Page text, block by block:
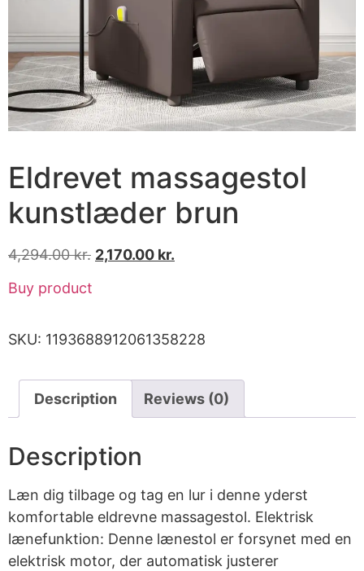
Eldrevet massagestol
kunstlæder brun
4,294.00kr. 2,170.00 kr.
Buy product
SKU: 1193688912061358228
Description Reviews (0)
Description
Læn dig tilbage og tag en lur i denne yderst
komfortable eldrevne massagestol. Elektrisk
lænefunktion: Denne lænestol er forsynet med en
elektrisk motor, der automatisk justerer